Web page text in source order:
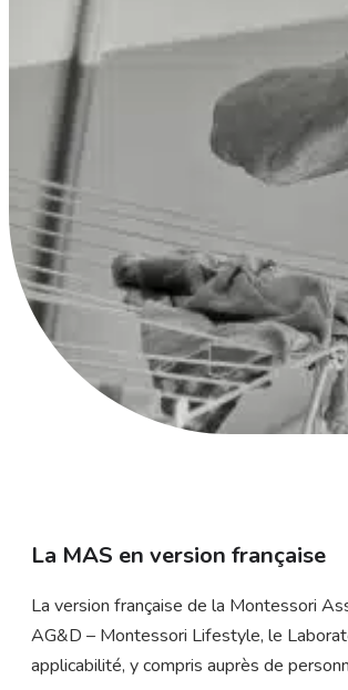
La MAS en version française
La version française de la Montessori
AG&D – Montessori Lifestyle, le
applicabilité, y compris auprès de